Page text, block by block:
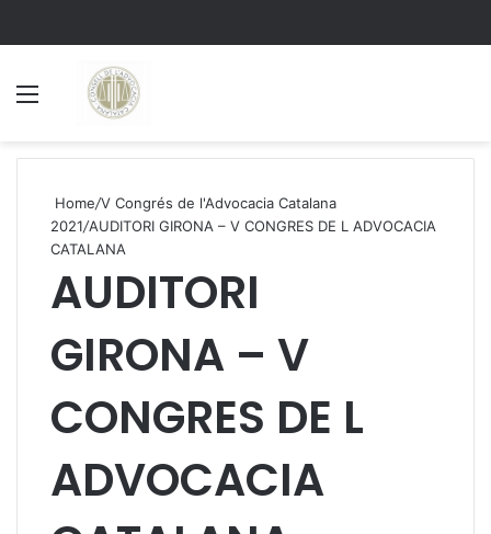
Home/V Congrés de l'Advocacia Catalana
2021/AUDITORI GIRONA – V CONGRES DE L ADVOCACIA
CATALANA
AUDITORI
GIRONA – V
CONGRES DE L
ADVOCACIA